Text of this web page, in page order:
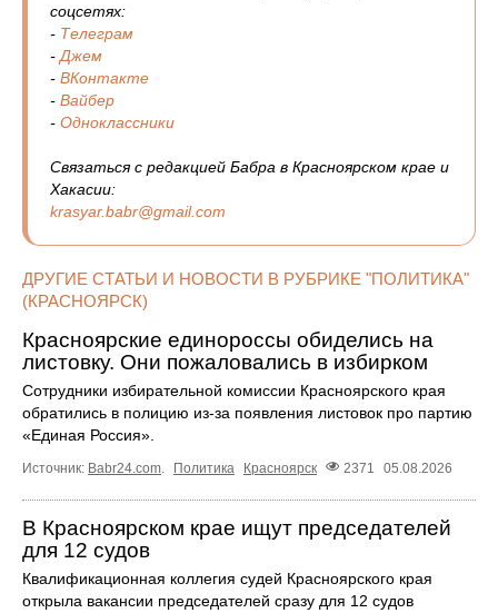
соцсетях:
- Телеграм
-Джем
- ВКонтакте
- Вайбер
- Одноклассники
Связаться с редакцией Бабра в Красноярском крае и
Хакасии:
krasyar.babr@gmail.com
ДРУГИЕ СТАТЬИ И НОВОСТИ В РУБРИКЕ "ПОЛИТИКА"
(КРАСНОЯРСК)
Красноярские единороссы обиделись на
листовку. Они пожаловались в избирком
Сотрудники избирательной комиссии Красноярского края
обратились в полицию из-за появления листовок про партию
«Единая Россия».
Источник: Babr24.com Политика Красноярск 2371 05.08.2026
В Красноярском крае ищут председателей
для 12 судов
Квалификационная коллегия судей Красноярского края
открыла вакансии председателей сразу для 12 судов